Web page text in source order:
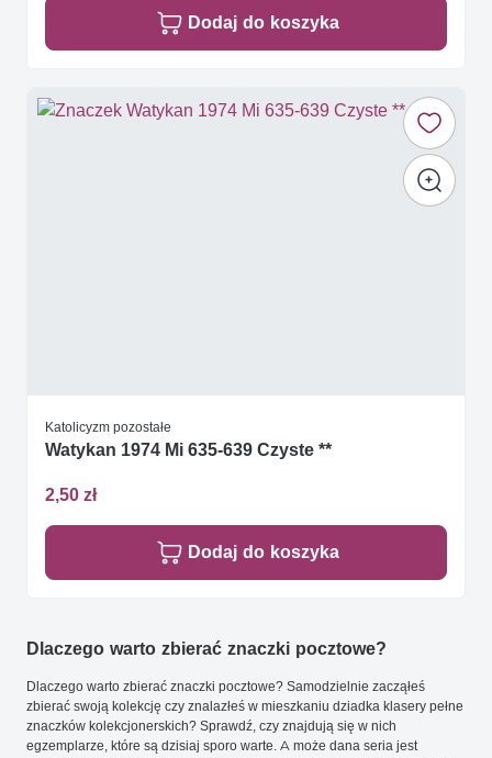
Dodaj do koszyka
Katolicyzm pozostałe
Watykan 1974 Mi 635-639 Czyste **
2,50 zł
Dodaj do koszyka
Dlaczego warto zbierać znaczki pocztowe?
Dlaczego warto zbierać znaczki pocztowe? Samodzielnie zacząłeś
zbierać swoją kolekcję czy znalazłeś w mieszkaniu dziadka klasery pełne
znaczków kolekcjonerskich? Sprawdź, czy znajdują się w nich
egzemplarze, które są dzisiaj sporo warte. A może dana seria jest